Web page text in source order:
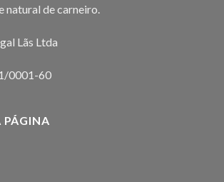
natural de carneiro.
Lãs Ltda
0001-60
PÁGINA